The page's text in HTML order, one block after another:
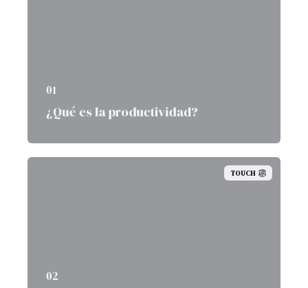
01
¿Qué es la productividad?
TOUCH
02